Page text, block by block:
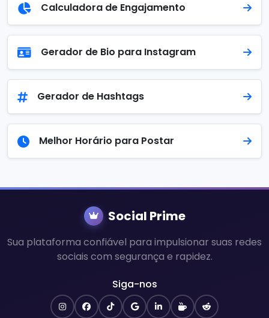
Calculadora de Engajamento
Gerador de Bio para Instagram
Gerador de Hashtags
Melhor Horário para Postar
Social Prime
Sua plataforma confiável para impulsionar suas redes
sociais com segurança e rapidez.
Siga-nos